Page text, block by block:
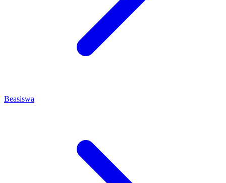
Beasiswa